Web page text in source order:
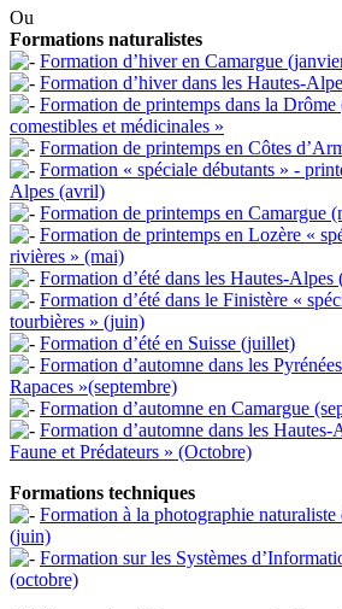
Ou
Formations naturalistes
Formation d’hiver en Camargue
Formation d’hiver dans les Hautes-
Formation de printemps dans la
comestibles et médicinales »
Formation de printemps en Côtes
Formation « spéciale débutants » -
Alpes (avril)
Formation de printemps en Camargue
Formation de printemps en Lozère «
rivières » (mai)
Formation d’été dans les Hautes-Alpes
Formation d’été dans le Finistère «
tourbières » (juin)
Formation d’été en Suisse (juillet)
Formation d’automne dans les
Rapaces »(septembre)
Formation d’automne en Camargue
Formation d’automne dans les
Faune et Prédateurs » (Octobre)
Formations techniques
Formation à la photographie
(juin)
Formation sur les Systèmes
(octobre)